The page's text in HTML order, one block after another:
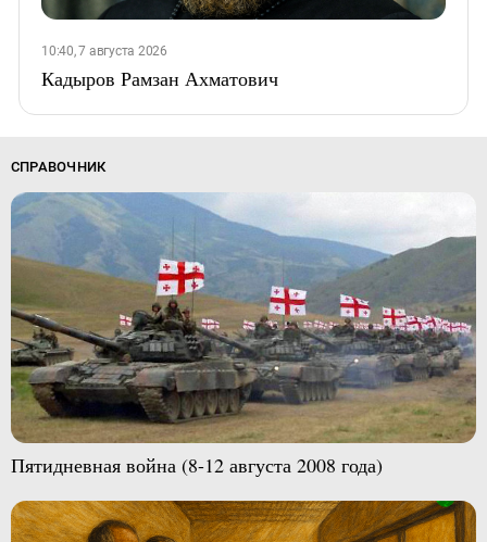
10:40, 7 августа 2026
Кадыров Рамзан Ахматович
СПРАВОЧНИК
Пятидневная война (8-12 августа 2008 года)